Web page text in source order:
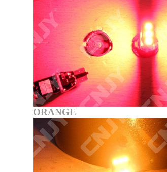
ORANGE